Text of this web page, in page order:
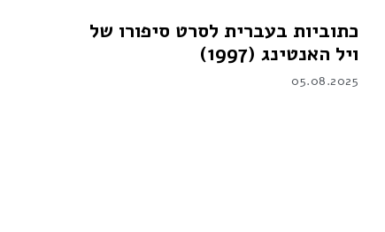
כתוביות בעברית לסרט סיפורו של
ויל האנטינג (1997)
05.08.2025